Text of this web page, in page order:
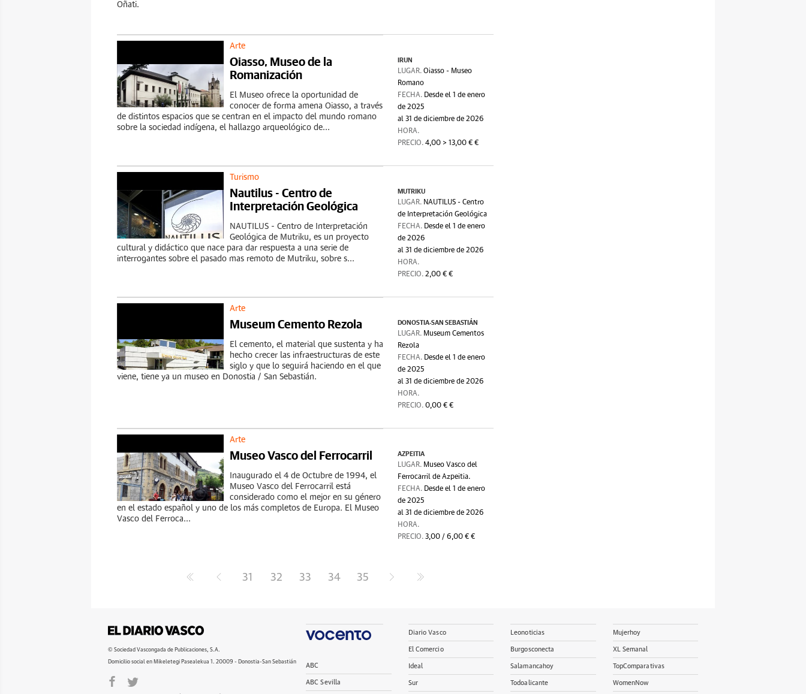
Oñati.
Arte
Oiasso, Museo de la
Romanización
El Museo ofrece la oportunidad de
conocer de forma amena Oiasso, a través
de distintos espacios que se centran en el impacto del mundo romano
sobre la sociedad indígena, el hallazgo arqueológico de...
IRUN
LUGAR.Oiasso - Museo
Romano
FECHA. Desde el 1 de enero
de 2025
al 31 de diciembre de 2026
HORA.
PRECIO.4,00 > 13,00 € €
Turismo
Nautilus - Centro de
Interpretación Geológica
NAUTILUS - Centro de Interpretación
Geológica de Mutriku, es un proyecto
cultural y didáctico que nace para dar respuesta a una serie de
interrogantes sobre el pasado mas remoto de Mutriku, sobre s...
MUTRIKU
LUGAR. NAUTILUS - Centro
de Interpretación Geológica
FECHA. Desde el 1 de enero
de 2026
al 31 de diciembre de 2026
HORA.
PRECIO.2,00 € €
Arte
Museum Cemento Rezola
El cemento, el material que sustenta y ha
hecho crecer las infraestructuras de este
siglo y que lo seguirá haciendo en el que
viene, tiene ya un museo en Donostia / San Sebastián.
DONOSTIA-SAN SEBASTIÁN
LUGAR. Museum Cementos
Rezola
FECHA. Desde el 1 de enero
de 2025
al 31 de diciembre de 2026
HORA.
PRECIO.0,00 € €
Arte
Museo Vasco del Ferrocarril
Inaugurado el 4 de Octubre de 1994, el
Museo Vasco del Ferrocarril está
considerado como el mejor en su género
en el estado español y uno de los más completos de Europa. El Museo
Vasco del Ferroca...
AZPEITIA
LUGAR. Museo Vasco del
Ferrocarril de Azpeitia.
FECHA. Desde el 1 de enero
de 2025
al 31 de diciembre de 2026
HORA.
PRECIO.3,00 / 6,00 € €
31 32 33 34 35
© Sociedad Vascongada de Publicaciones, S.A.
Domicilio social en Mikeletegi Pasealekua 1. 20009 - Donostia-San Sebastián
ABC
ABC Sevilla
Diario Vasco
El Comercio
Ideal
Sur
Leonoticias
Burgosconecta
Salamancahoy
Todoalicante
Mujerhoy
XL Semanal
TopComparativas
WomenNow